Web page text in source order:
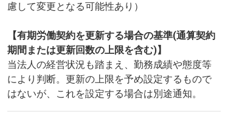
慮して変更となる可能性あり）
【有期労働契約を更新する場合の基準(通算契約
期間または更新回数の上限を含む)】
当法人の経営状況も踏まえ、勤務成績や態度等
により判断。更新の上限を予め設定するもので
はないが、これを設定する場合は別途通知。